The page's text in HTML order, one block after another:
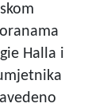
Halla i